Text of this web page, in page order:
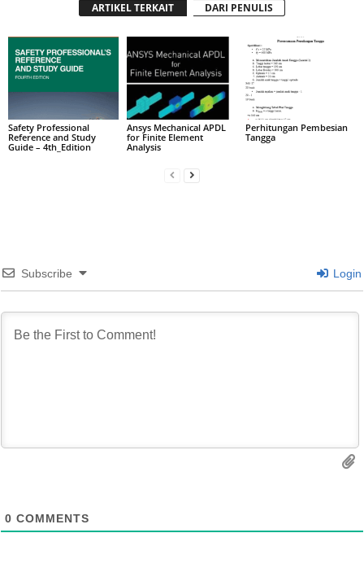
ARTIKEL TERKAIT DARI PENULIS
Safety Professional
Reference and Study
Guide – 4th_Edition
Ansys Mechanical APDL
for Finite Element
Analysis
Perhitungan Pembesian
Tangga
Subscribe Login
0 COMMENTS